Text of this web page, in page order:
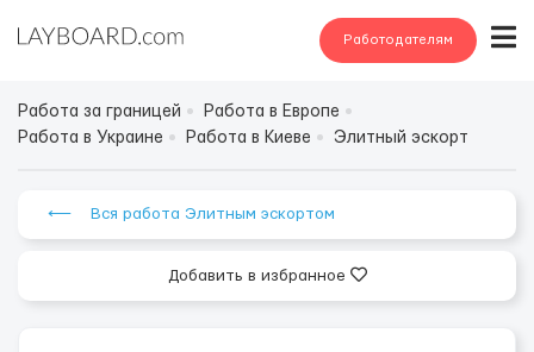
Работодателям
Работа за границей
Работа в Европе
Работа в Украине
Работа в Киеве Элитный эскорт
⟵ Вся работа Элитным эскортом
Добавить в избранное